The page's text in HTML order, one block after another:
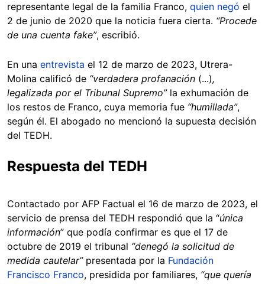
representante legal de la familia Franco, quien negó el
2 de junio de 2020 que la noticia fuera cierta. “Procede
de una cuenta fake”, escribió.
En una entrevista el 12 de marzo de 2023, Utrera-
Molina calificó de “verdadera profanación (...),
legalizada por el Tribunal Supremo”la exhumación de
los restos de Franco, cuya memoria fue “humillada”,
según él. El abogado no mencionó la supuesta decisión
del TEDH.
Respuesta del TEDH
Contactado por AFP Factual el 16 de marzo de 2023, el
servicio de prensa del TEDH respondió que la “única
información” que podía confirmar es que el 17 de
octubre de 2019 el tribunal “denegó la solicitud de
medida cautelar”presentada por la Fundación
Francisco Franco, presidida por familiares, “que quería